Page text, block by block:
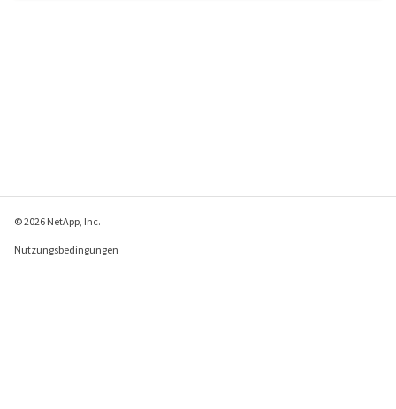
© 2026 NetApp, Inc.
Nutzungsbedingungen